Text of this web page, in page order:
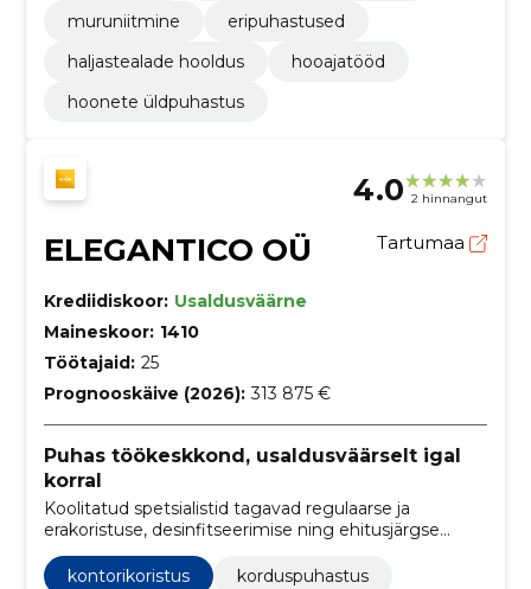
muruniitmine
eripuhastused
haljastealade hooldus
hooajatööd
hoonete üldpuhastus
4.0 2 hinnangut
ELEGANTICO OÜ Tartumaa
Krediidiskoor: Usaldusväärne
Maineskoor: 1410
Töötajaid: 25
Prognooskäive (2026): 313 875 €
Puhas töökeskkond, usaldusväärselt igal
korral
Koolitatud spetsialistid tagavad regulaarse ja
erakoristuse, desinfitseerimise ning ehitusjärgse
puhastuse. Säästame teie aega ja tagame puhtuse
ning hügieeni.
kontorikoristus
korduspuhastus